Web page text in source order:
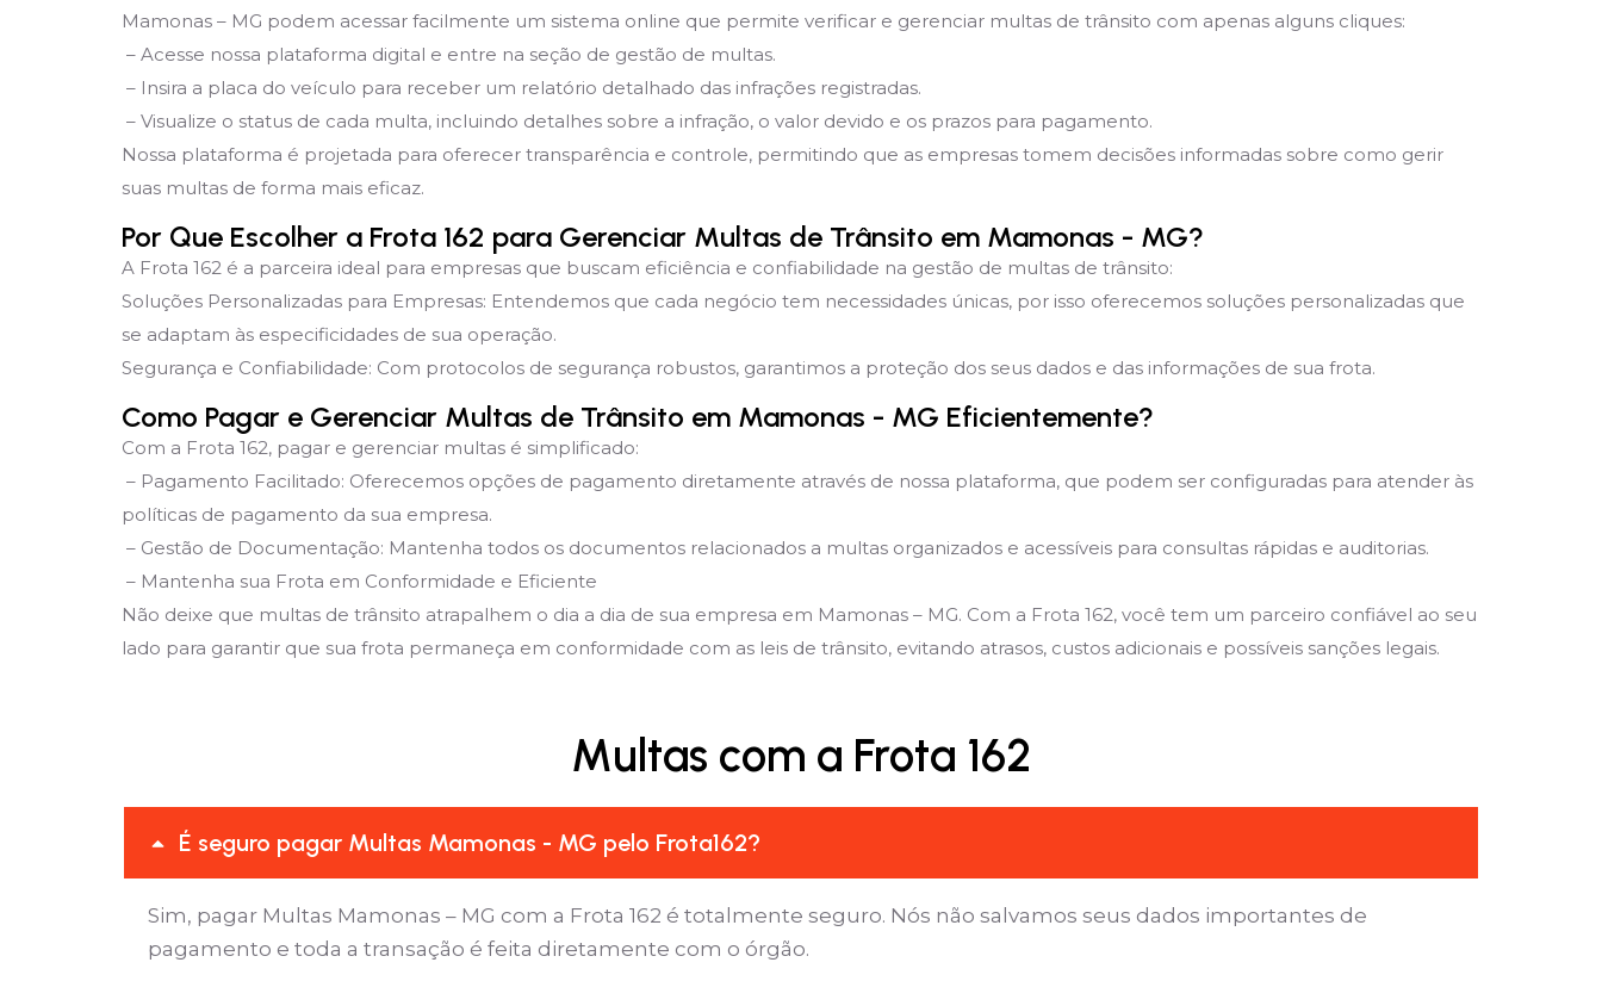
Mamonas – MG podem acessar facilmente um sistema online que permite verificar e gerenciar multas de trânsito com apenas alguns cliques:
– Acesse nossa plataforma digital e entre na seção de gestão de multas.
– Insira a placa do veículo para receber um relatório detalhado das infrações registradas.
– Visualize o status de cada multa, incluindo detalhes sobre a infração, o valor devido e os prazos para pagamento.
Nossa plataforma é projetada para oferecer transparência e controle, permitindo que as empresas tomem decisões informadas sobre como gerir
suas multas de forma mais eficaz.
Por Que Escolher a Frota 162 para Gerenciar Multas de Trânsito em Mamonas - MG?
A Frota 162 é a parceira ideal para empresas que buscam eficiência e confiabilidade na gestão de multas de trânsito:
Soluções Personalizadas para Empresas: Entendemos que cada negócio tem necessidades únicas, por isso oferecemos soluções personalizadas que
se adaptam às especificidades de sua operação.
Segurança e Confiabilidade: Com protocolos de segurança robustos, garantimos a proteção dos seus dados e das informações de sua frota.
Como Pagar e Gerenciar Multas de Trânsito em Mamonas - MG Eficientemente?
Com a Frota 162, pagar e gerenciar multas é simplificado:
– Pagamento Facilitado: Oferecemos opções de pagamento diretamente através de nossa plataforma, que podem ser configuradas para atender às
políticas de pagamento da sua empresa.
– Gestão de Documentação: Mantenha todos os documentos relacionados a multas organizados e acessíveis para consultas rápidas e auditorias.
– Mantenha sua Frota em Conformidade e Eficiente
Não deixe que multas de trânsito atrapalhem o dia a dia de sua empresa em Mamonas – MG. Com a Frota 162, você tem um parceiro confiável ao seu
lado para garantir que sua frota permaneça em conformidade com as leis de trânsito, evitando atrasos, custos adicionais e possíveis sanções legais.
Multas com a Frota 162
É seguro pagar Multas Mamonas - MG pelo Frota162?
Sim, pagar Multas Mamonas – MG com a Frota 162 é totalmente seguro. Nós não salvamos seus dados importantes de
pagamento e toda a transação é feita diretamente com o órgão.